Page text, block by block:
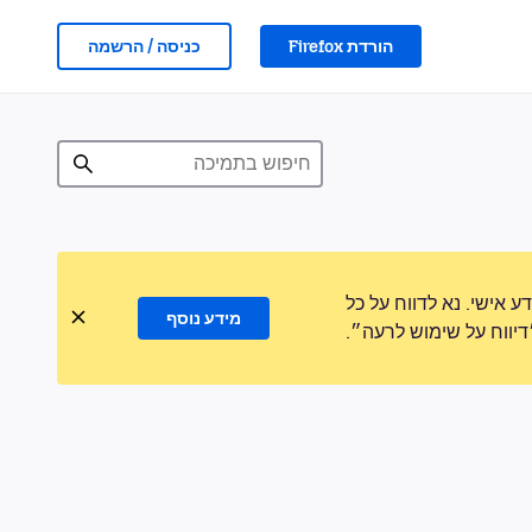
הורדת Firefox כניסה / הרשמה
נא לדווח על כל
על שימוש לרעה״.
מידע נוסף